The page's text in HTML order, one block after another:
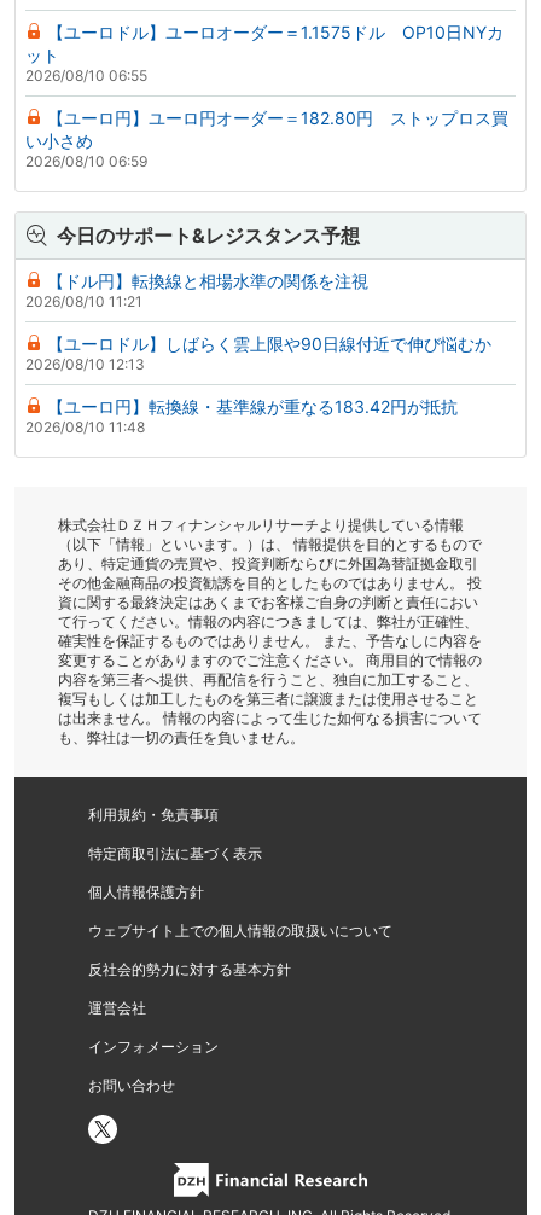
【ユーロドル】ユーロオーダー＝1.1575ドル OP10日NYカ
ット
2026/08/10 06:55
【ユーロ円】ユーロ円オーダー＝182.80円 ストップロス買
い小さめ
2026/08/10 06:59
今日のサポート&レジスタンス予想
【ドル円】転換線と相場水準の関係を注視
2026/08/10 11:21
【ユーロドル】しばらく雲上限や90日線付近で伸び悩むか
2026/08/10 12:13
【ユーロ円】転換線・基準線が重なる183.42円が抵抗
2026/08/10 11:48
株式会社ＤＺＨフィナンシャルリサーチより提供している情報
（以下「情報」といいます。）は、 情報提供を目的とするもので
あり、特定通貨の売買や、投資判断ならびに外国為替証拠金取引
その他金融商品の投資勧誘を目的としたものではありません。 投
資に関する最終決定はあくまでお客様ご自身の判断と責任におい
て行ってください。情報の内容につきましては、弊社が正確性、
確実性を保証するものではありません。 また、予告なしに内容を
変更することがありますのでご注意ください。 商用目的で情報の
内容を第三者へ提供、再配信を行うこと、独自に加工すること、
複写もしくは加工したものを第三者に譲渡または使用させること
は出来ません。 情報の内容によって生じた如何なる損害について
も、弊社は一切の責任を負いません。
利用規約・免責事項
特定商取引法に基づく表示
個人情報保護方針
ウェブサイト上での個人情報の取扱いについて
反社会的勢力に対する基本方針
運営会社
インフォメーション
お問い合わせ